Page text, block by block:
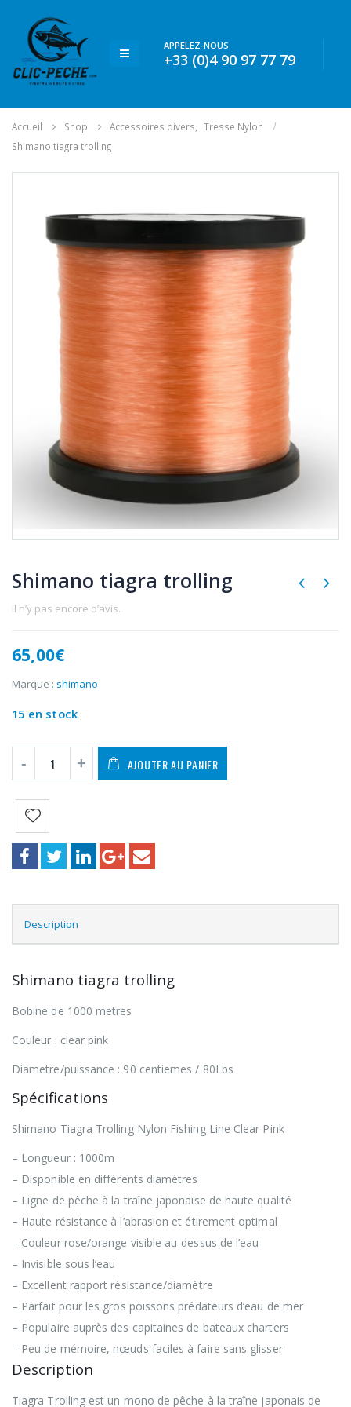
APPELEZ-NOUS
+33 (0)4 90 97 77 79
Accueil Shop Accessoires divers
Tresse Nylon
Shimano tiagra trolling
Shimano tiagra trolling
Il n’y pas encore d’avis.
65,00€
Marque : shimano
15 en stock
AJOUTER AU PANIER
Description
Shimano tiagra trolling
Bobine de 1000 metres
Couleur : clear pink
Diametre/puissance : 90 centiemes / 80Lbs
Spécifications
Shimano Tiagra Trolling Nylon Fishing Line Clear Pink
– Longueur : 1000m
– Disponible en différents diamètres
– Ligne de pêche à la traîne japonaise de haute qualité
– Haute résistance à l’abrasion et étirement optimal
– Couleur rose/orange visible au-dessus de l’eau
– Invisible sous l’eau
– Excellent rapport résistance/diamètre
– Parfait pour les gros poissons prédateurs d’eau de mer
– Populaire auprès des capitaines de bateaux charters
– Peu de mémoire, nœuds faciles à faire sans glisser
Description
Tiagra Trolling est un mono de pêche à la traîne japonais de